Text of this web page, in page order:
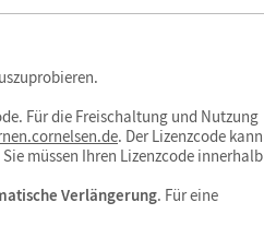
Für die Freischaltung und Nutzung
. Der Lizenzcode kann
Sie müssen Ihren Lizenzcode innerhalb
Verlängerung. Für eine